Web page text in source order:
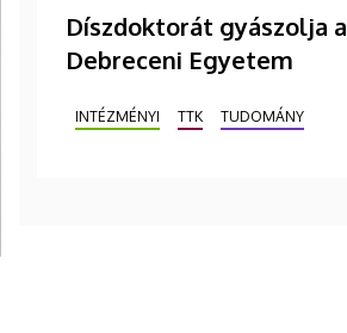
Díszdoktorát gyászolja a
Debreceni Egyetem
INTÉZMÉNYI TTK TUDOMÁNY